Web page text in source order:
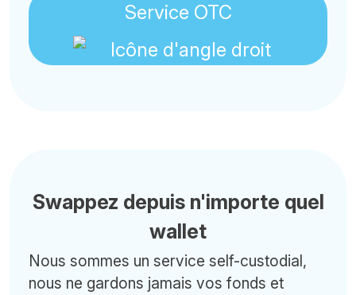
Service OTC
Swappez depuis n'importe quel
wallet
Nous sommes un service self-custodial,
nous ne gardons jamais vos fonds et